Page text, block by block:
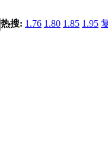
热搜: 1.76 1.80 1.85 1.95